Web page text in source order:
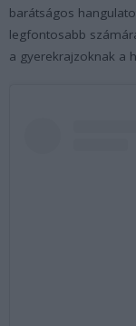
barátságos
legfontosabb
a gyerekrajzoknak a